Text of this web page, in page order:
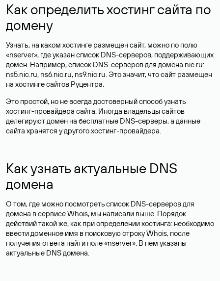
Как определить хостинг сайта по
домену
Узнать, на каком хостинге размещен сайт, можно по полю
«nserver», где указан список DNS-серверов, поддерживающих
домен. Например, список DNS-серверов для домена nic.ru:
ns5.nic.ru, ns6.nic.ru, ns9.nic.ru. Это значит, что сайт размещен
на хостинге сайтов Руцентра.
Это простой, но не всегда достоверный способ узнать
хостинг-провайдера сайта. Иногда владельцы сайтов
делегируют домен на бесплатные DNS-серверы, а данные
сайта хранятся у другого хостинг-провайдера.
Как узнать актуальные DNS
домена
О том, где можно посмотреть список DNS-серверов для
домена в сервисе Whois, мы написали выше. Порядок
действий такой же, как при определении хостинга: необходимо
ввести доменное имя в поисковую строку Whois, после
получения ответа найти поле «nserver». В нем указаны
актуальные DNS домена.